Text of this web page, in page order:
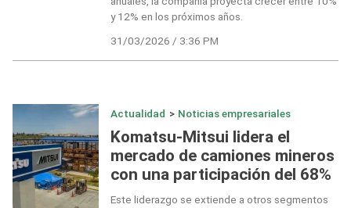
y 12% en los próximos años.
31/03/2026 / 3:36 PM
Actualidad > Noticias empresariales
Komatsu-Mitsui lidera el
mercado de camiones mineros
con una participación del 68%
Este liderazgo se extiende a otros segmentos